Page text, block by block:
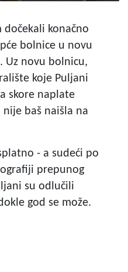
dočekali konačno
bolnice u novu
Uz novu bolnicu,
koje Puljani
skore naplate
baš naišla na
- a sudeći po
prepunog
su odlučili
god se može.